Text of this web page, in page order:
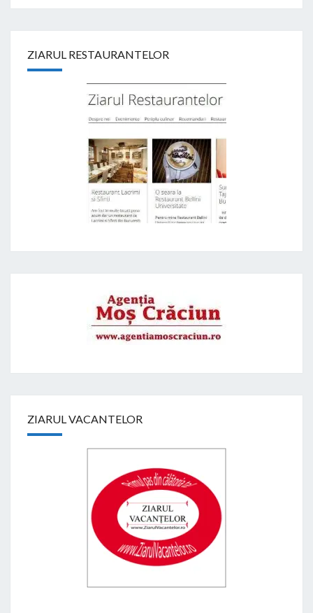
ZIARUL RESTAURANTELOR
ZIARUL VACANTELOR